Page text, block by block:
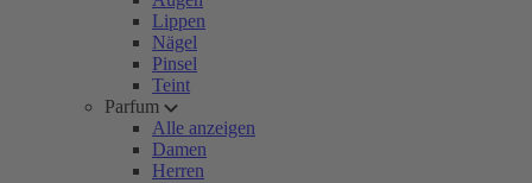
Lippen
Nägel
Pinsel
Teint
Parfum
Alle anzeigen
Damen
Herren